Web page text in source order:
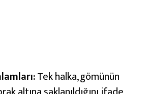
:Tek halka, gömünün